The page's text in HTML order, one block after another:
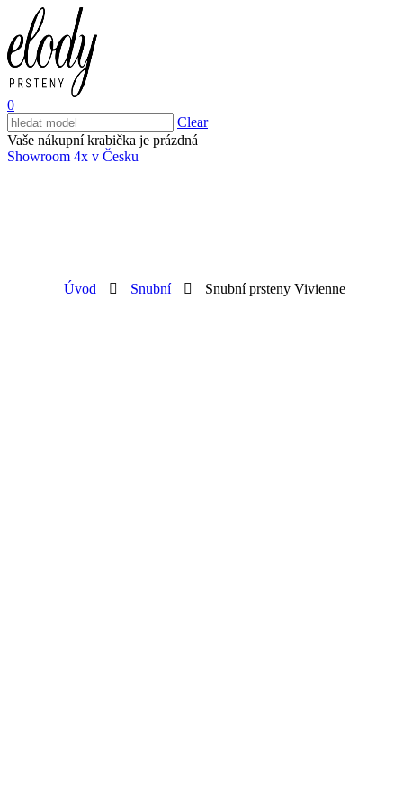
0
Clear
Vaše nákupní krabička je prázdná
Showroom 4x v Česku
Úvod Snubní Snubní prsteny Vivienne